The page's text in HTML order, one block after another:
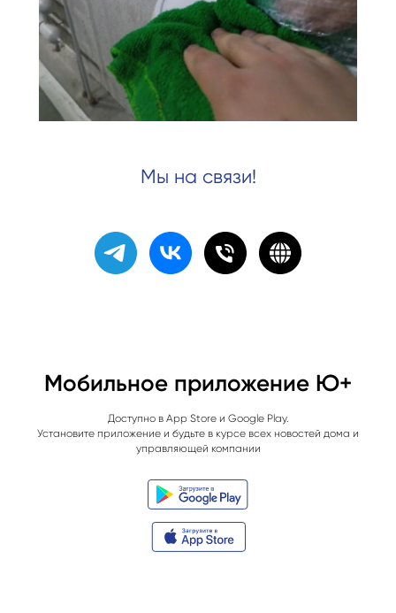
Мы на связи!
Мобильное приложение Ю+
Доступно в App Store и Google Play.
Установите приложение и будьте в курсе всех новостей дома и
управляющей компании